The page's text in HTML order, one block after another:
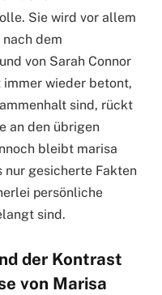
Sie wird vor allem
dem
von Sarah Connor
immer wieder betont,
sind, rückt
an den übrigen
bleibt marisa
nur gesicherte Fakten
persönliche
sind.
der Kontrast
von Marisa